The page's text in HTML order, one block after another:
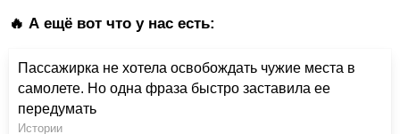
🔥 А ещё вот что у нас есть:
Пассажирка не хотела освобождать чужие места в
самолете. Но одна фраза быстро заставила ее
передумать
Истории